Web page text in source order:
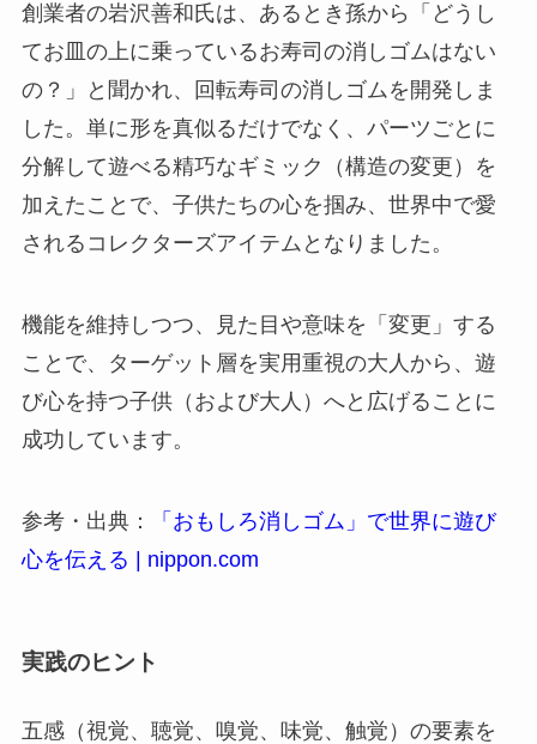
創業者の岩沢善和氏は、あるとき孫から「どうし
てお皿の上に乗っているお寿司の消しゴムはない
の？」と聞かれ、回転寿司の消しゴムを開発しま
した。単に形を真似るだけでなく、パーツごとに
分解して遊べる精巧なギミック（構造の変更）を
加えたことで、子供たちの心を掴み、世界中で愛
されるコレクターズアイテムとなりました。
機能を維持しつつ、見た目や意味を「変更」する
ことで、ターゲット層を実用重視の大人から、遊
び心を持つ子供（および大人）へと広げることに
成功しています。
参考・出典：
「おもしろ消しゴム」で世界に遊び
心を伝える | nippon.com
実践のヒント
五感（視覚、聴覚、嗅覚、味覚、触覚）の要素を